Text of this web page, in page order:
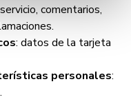
cómo hacerlo
comentarios,
: datos de la tarjeta
personales: